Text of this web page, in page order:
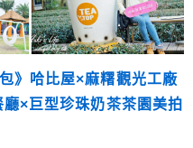
》哈比屋×麻糬觀光工廠
×巨型珍珠奶茶茶園美拍